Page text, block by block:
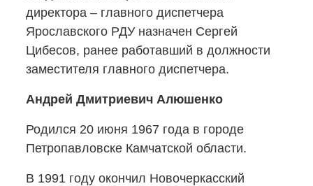
директора – главного диспетчера
Ярославского РДУ назначен Сергей
Цибесов, ранее работавший в должности
заместителя главного диспетчера.
Андрей Дмитриевич Алюшенко
Родился 20 июня 1967 года в городе
Петропавловске Камчатской области.
В 1991 году окончил Новочеркасский